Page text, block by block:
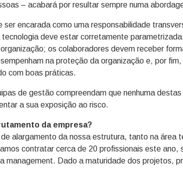
– acabará por resultar sempre numa
ser encarada como uma responsabilidade
deve estar corretamente
os colaboradores devem receber
na proteção da organização e, por
com boas práticas.
de gestão compreendam que nenhuma
a sua exposição ao risco.
da empresa?
alargamento da nossa estrutura, tanto na área
contratar cerca de 20 profissionais este ano,
management. Dado a maturidade dos projetos,